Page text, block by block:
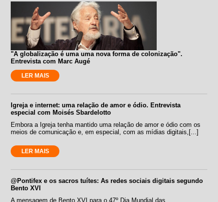
"A globalização é uma uma nova forma de colonização".
Entrevista com Marc Augé
LER MAIS
Igreja e internet: uma relação de amor e ódio. Entrevista
especial com Moisés Sbardelotto
Embora a Igreja tenha mantido uma relação de amor e ódio com os
meios de comunicação e, em especial, com as mídias digitais,[...]
LER MAIS
@Pontifex e os sacros tuítes: As redes sociais digitais segundo
Bento XVI
A mensagem de Bento XVI para o 47º Dia Mundial das